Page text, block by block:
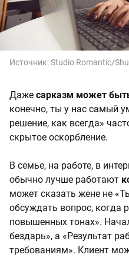
Источник:Studio Romantic/
Даже сарказм может
конечно, ты у нас самый
решение, как всегда»
скрытое оскорбление.
В семье, на работе, в
обычно лучше работают
может сказать жене не
обсуждать вопрос, когда
повышенных тонах».
бездарь», а «Результат
требованиям». Клиент